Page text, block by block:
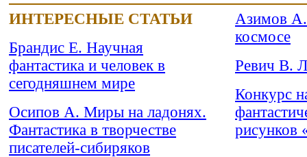
ИНТЕРЕСНЫЕ СТАТЬИ
Брандис Е. Научная
фантастика и человек в
сегодняшнем мире
Осипов А. Миры на ладонях.
Фантастика в творчестве
писателей-сибиряков
Азимов А.
космосе
Ревич В.
Конкурс
рисунков